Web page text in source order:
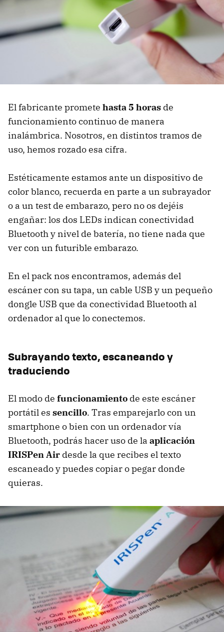
El fabricante promete hasta 5 horas de
funcionamiento continuo de manera
inalámbrica. Nosotros, en distintos tramos de
uso, hemos rozado esa cifra.
Estéticamente estamos ante un dispositivo de
color blanco, recuerda en parte a un subrayador
o a un test de embarazo, pero no os dejéis
engañar: los dos LEDs indican conectividad
Bluetooth y nivel de batería, no tiene nada que
ver con un futurible embarazo.
En el pack nos encontramos, además del
escáner con su tapa, un cable USB y un pequeño
dongle USB que da conectividad Bluetooth al
ordenador al que lo conectemos.
Subrayando texto, escaneando y
traduciendo
El modo de funcionamiento de este escáner
portátil es sencillo. Tras emparejarlo con un
smartphone o bien con un ordenador vía
Bluetooth, podrás hacer uso de la aplicación
IRISPen Air desde la que recibes el texto
escaneado y puedes copiar o pegar donde
quieras.